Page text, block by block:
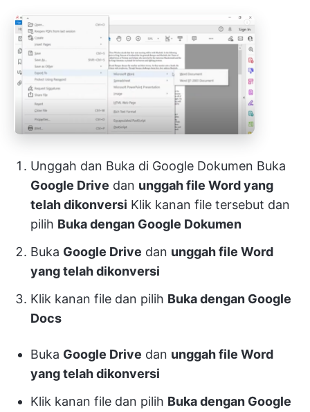
Unggah dan Buka di Google Dokumen Buka
Google Drive dan unggah file Word yang
telah dikonversi Klik kanan file tersebut dan
pilih Buka dengan Google Dokumen
Buka Google Drive dan unggah file Word
yang telah dikonversi
Klik kanan file dan pilih Buka dengan Google
Docs
Buka Google Drive dan unggah file Word
yang telah dikonversi
Klik kanan file dan pilih Buka dengan Google